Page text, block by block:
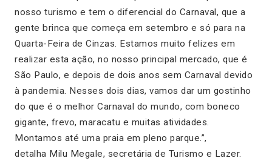
nosso turismo e tem o diferencial do Carnaval, que a
gente brinca que começa em setembro e só para na
Quarta-Feira de Cinzas. Estamos muito felizes em
realizar esta ação, no nosso principal mercado, que é
São Paulo, e depois de dois anos sem Carnaval devido
à pandemia. Nesses dois dias, vamos dar um gostinho
do que é o melhor Carnaval do mundo, com boneco
gigante, frevo, maracatu e muitas atividades.
Montamos até uma praia em pleno parque.”,
detalha Milu Megale, secretária de Turismo e Lazer.